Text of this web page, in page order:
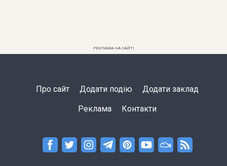
РЕКЛАМА НА САЙТІ
Про сайт Додати подію Додати заклад
Реклама Контакти